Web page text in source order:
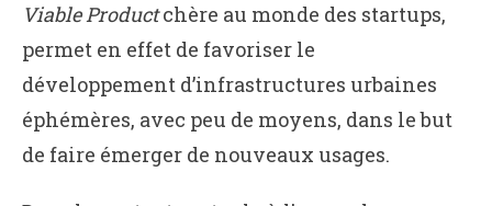
Viable Productchère au monde des startups,
permet en effet de favoriser le
développement d’infrastructures urbaines
éphémères, avec peu de moyens, dans le but
de faire émerger de nouveaux usages.